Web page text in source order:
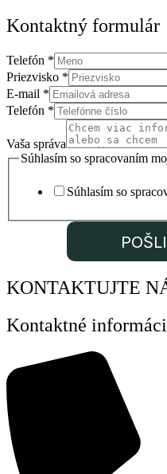
Kontaktný formulár
Telefón *
Priezvisko *
E-mail *
Telefón
Telefón
Telefón *
Vaša správa
Súhlasím so spracovaním
Súhlasím so
KONTAKTUJTE
Kontaktné